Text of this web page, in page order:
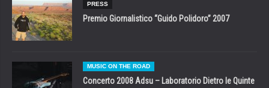
PRESS
Premio Giornalistico “Guido Polidoro” 2007
MUSIC ON THE ROAD
Concerto 2008 Adsu – Laboratorio Dietro le Quinte